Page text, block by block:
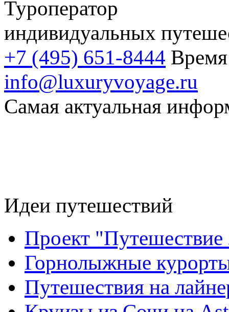
Туроператор
индивидуальных
+7 (495) 651-8444
info@luxuryvoyage.ru
Самая актуальная
Идеи путешествий
Проект "Путешествие
Горнолыжные
Путешествия на